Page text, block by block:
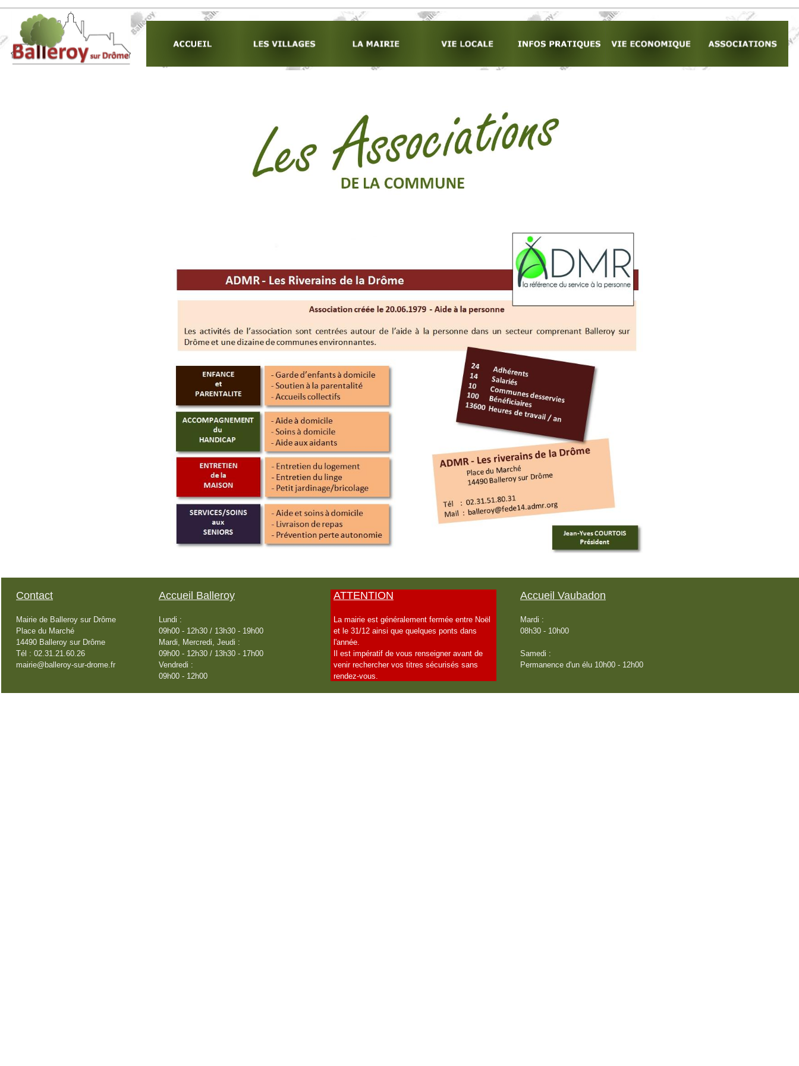
Contact
Mairie de Balleroy sur Drôme
Place du Marché
14490 Balleroy sur Drôme
Tél : 02.31.21.60.26
mairie@balleroy-sur-drome.fr
Accueil Balleroy
Lundi :
09h00 - 12h30 / 13h30 - 19h00
Mardi, Mercredi, Jeudi :
09h00 - 12h30 / 13h30 - 17h00
Vendredi :
09h00 - 12h00
ATTENTION
La mairie est généralement fermée entre Noël
et le 31/12 ainsi que quelques ponts dans
l'année.
Il est impératif de vous renseigner avant de
venir rechercher vos titres sécurisés sans
rendez-vous.
Accueil Vaubadon
Mardi :
08h30 - 10h00
Samedi :
Permanence d'un élu 10h00 - 12h00